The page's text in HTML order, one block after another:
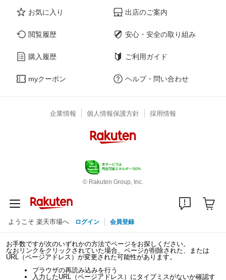
お気に入り
閲覧履歴
購入履歴
myクーポン
出店のご案内
安心・安全の取り組み
ご利用ガイド
ヘルプ・問い合わせ
企業情報 個人情報保護方針 採用情報
© Rakuten Group, Inc.
ようこそ 楽天市場へ ログイン 会員登録
お手数ですが次のいずれかの方法でページをお探しください。
なおリンクをクリックされていた場合、ページが削除された、または
URL（ページアドレス）が変更された可能性があります。
ブラウザの再読み込みを行う
入力したURL（ページアドレス）にタイプミスがないか確認す